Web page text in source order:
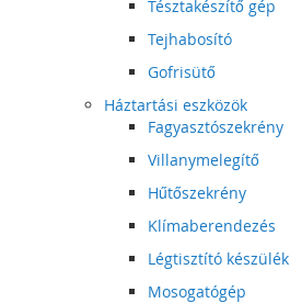
Tésztakészítő gép
Tejhabosító
Gofrisütő
Háztartási eszközök
Fagyasztószekrény
Villanymelegítő
Hűtőszekrény
Klímaberendezés
Légtisztító készülék
Mosogatógép